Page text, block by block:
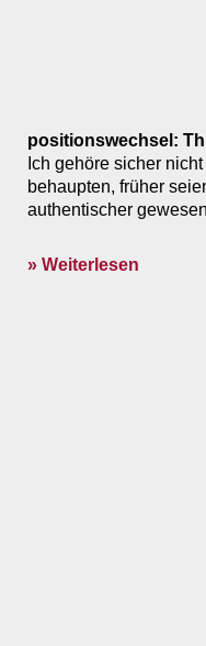
positionswechsel:
Ich gehöre sicher
behaupten, früher
authentischer
» Weiterlesen